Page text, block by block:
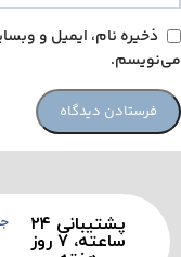
ذخیره نام، ایمیل و
می‌نویسم.
پشتیبانی ۲۴
ساعته، ۷ روز